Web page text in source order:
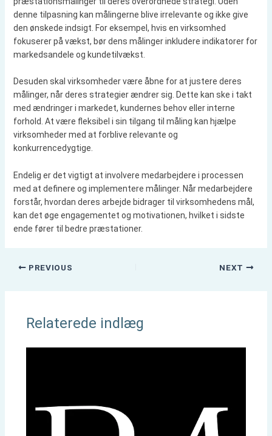
denne tilpasning kan målingerne blive irrelevante og ikke give
den ønskede indsigt. For eksempel, hvis en virksomhed
fokuserer på vækst, bør dens målinger inkludere indikatorer for
markedsandele og kundetilvækst.
Desuden skal virksomheder være åbne for at justere deres
målinger, når deres strategier ændrer sig. Dette kan ske i takt
med ændringer i markedet, kundernes behov eller interne
forhold. At være fleksibel i sin tilgang til måling kan hjælpe
virksomheder med at forblive relevante og
konkurrencedygtige.
Endelig er det vigtigt at involvere medarbejdere i processen
med at definere og implementere målinger. Når medarbejdere
forstår, hvordan deres arbejde bidrager til virksomhedens mål,
kan det øge engagementet og motivationen, hvilket i sidste
ende fører til bedre præstationer.
PREVIOUS NEXT
Relaterede indlæg